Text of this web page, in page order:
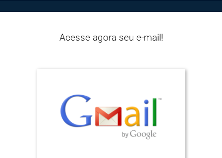
Acesse agora seu e-mail!